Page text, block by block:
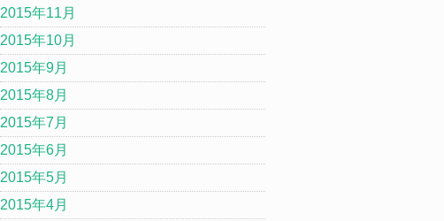
2015年11月
2015年10月
2015年9月
2015年8月
2015年7月
2015年6月
2015年5月
2015年4月